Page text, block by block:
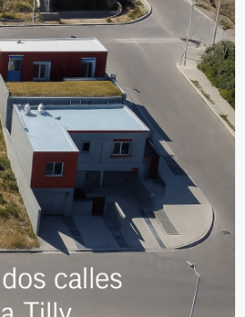
Vie
14
Ago
Sáb
Ago
Dom
16
Ago
Lun
Ago